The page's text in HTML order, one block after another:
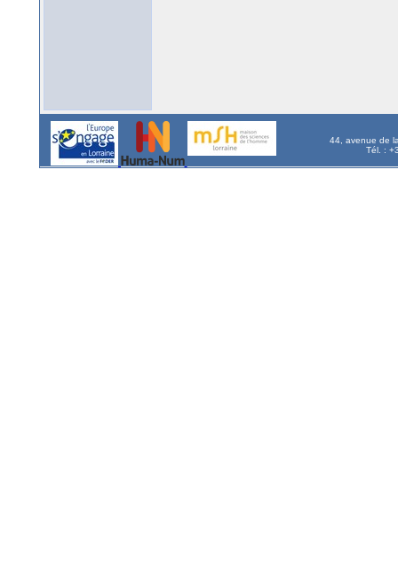
44, avenue de
Tél. :